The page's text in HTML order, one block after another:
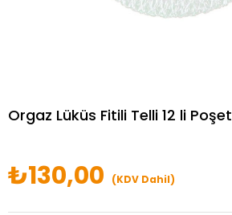
Orgaz Lüküs Fitili Telli 12 li Poşet
₺130,00 (KDV Dahil)